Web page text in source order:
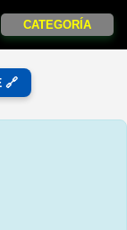
CATEGORÍA
🔗